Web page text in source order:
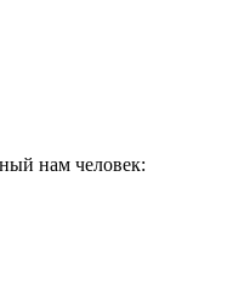
нам человек: